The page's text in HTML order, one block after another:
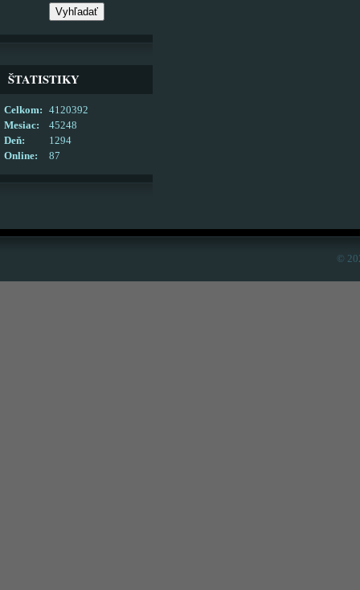
ŠTATISTIKY
Online: 87
Celkom:
4120392
Mesiac:
45248
Deň:
1294
©